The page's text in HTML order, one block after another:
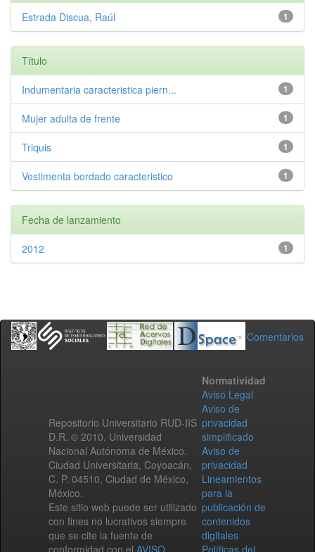
1
Estrada Discua, Raúl
Título
1
Indumentaria caracteristica piern...
1
Mujer adulta de frente
1
Triquis
1
Vestimenta bordado caracteristico
Fecha de lanzamiento
1
2012
Comentarios
Repositorio Universitario RUD-IIS
D.R. © 2010. Universidad
Nacional Autónoma de México.
Ciudad Universitaria, Coyoacán,
C. P. 04510, Ciudad de México,
México.
Este sitio web puede ser utilizado
con fines no lucrativos siempre
que se cite la fuente de
conformidad con el AVISO
Normatividad
Aviso Legal
Aviso de
privacidad
simplificado
Aviso de
privacidad
Lineamientos
para la
publicación de
contenidos
digitales
Políticas del